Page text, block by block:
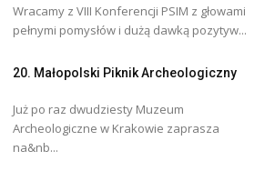
Wracamy z VIII Konferencji PSIM z głowami
pełnymi pomysłów i dużą dawką pozytyw...
20. Małopolski Piknik Archeologiczny
Już po raz dwudziesty Muzeum
Archeologiczne w Krakowie zaprasza
na&nb...